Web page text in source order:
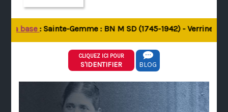
la base: Sainte-Gemme : BN M SD (1745-1942) - Verrines-
CLIQUEZ ICI POUR
S'IDENTIFIER BLOG